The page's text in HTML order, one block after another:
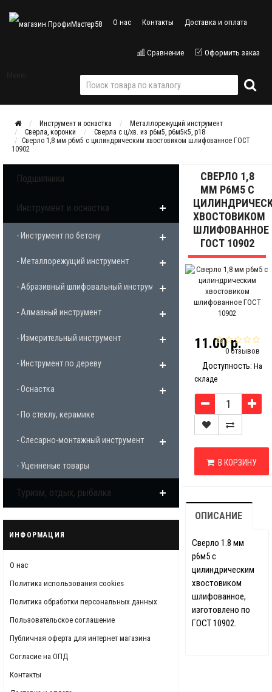
О нас Контакты Доставка и оплата
Сравнение Оформить заказ
Инструмент и оснастка
Металлорежущий инструмент
Сверла, коронки
Сверла с ц/хв. из р6м5, р6м5к5, р18
Сверло 1,8 мм р6м5 с цилиндрическим хвостовиком шлифованное ГОСТ
10902
Подшипники
Инструмент и оснастка
- Инструмент по бетону
- Металлорежущий инструмент
- Абразивный шлифовальный инструмент
- Алмазный инструмент
- Измерительный инструмент
- Инструмент по дереву
- Оснастка
- По стеклу, керамике
- Слесарно-монтажный инструмент
- Уценненые товары
Туризм, отдых, рыбалка
ИНФОРМАЦИЯ
О нас
Политика использования cookies
Политика обработки персональных данных
Пользовательское соглашение
Публичная оферта для интернет магазина
Согласие на ОПД
Контакты
СВЕРЛО 1,8
ММ Р6М5 С
ХВОСТОВИКОМ
ШЛИФОВАННОЕ
ГОСТ 10902
0 отзывов
11.00 р.
Доступность: На
складе
В КОРЗИНУ
ОПИСАНИЕ
Сверло 1.8 мм
р6м5 с
цилиндрическим
хвостовиком
шлифованное,
изготовлено по
ГОСТ 10902.